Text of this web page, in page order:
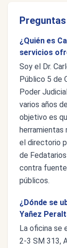
¿Quién es
servicios
Soy el Dr.
Público 5 de
Poder
varios años
objetivo es
herramientas
el directorio
de
contra
públicos.
¿Dónde se
Yañez
La oficina se
2-3 SM 313,